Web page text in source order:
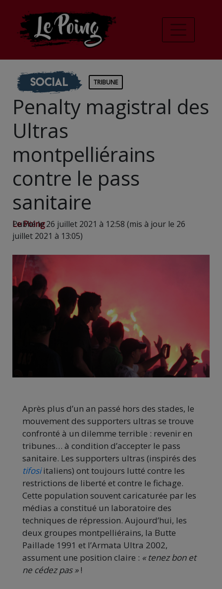
Social TRIBUNE
Penalty magistral des
Ultras
montpelliérains
contre le pass
sanitaire
Le Poing
Publié le 26 juillet 2021 à 12:58 (mis à jour le 26
juillet 2021 à 13:05)
Après plus d’un an passé hors des stades, le
mouvement des supporters ultras se trouve
confronté à un dilemme terrible : revenir en
tribunes… à condition d’accepter le pass
sanitaire. Les supporters ultras (inspirés des
tifosiitaliens) ont toujours lutté contre les
restrictions de liberté et contre le fichage.
Cette population souvent caricaturée par les
médias a constitué un laboratoire des
techniques de répression. Aujourd’hui, les
deux groupes montpelliérains, la Butte
Paillade 1991 et l’Armata Ultra 2002,
assument une position claire : « tenez bon et
ne cédez pas »!